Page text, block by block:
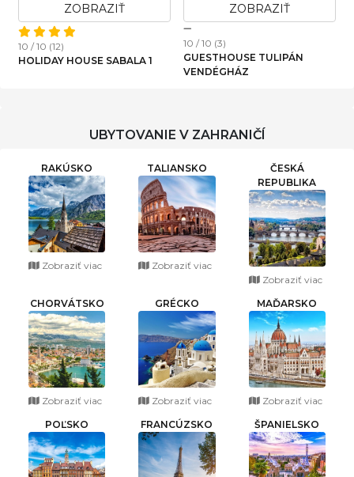
ZOBRAZIŤ
10 / 10 (12)
HOLIDAY HOUSE SABALA 1
ZOBRAZIŤ
10 / 10 (3)
GUESTHOUSE TULIPÁN
VENDÉGHÁZ
UBYTOVANIE V ZAHRANIČÍ
RAKÚSKO
Zobraziť viac
TALIANSKO
Zobraziť viac
ČESKÁ
REPUBLIKA
Zobraziť viac
CHORVÁTSKO
Zobraziť viac
GRÉCKO
Zobraziť viac
MAĎARSKO
Zobraziť viac
POĽSKO FRANCÚZSKO ŠPANIELSKO